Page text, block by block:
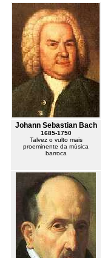
Johann Sebastian Bach
1685-1750
Talvez o vulto mais
proeminente da música
barroca